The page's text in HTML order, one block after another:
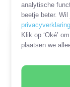
analytische
beetje beter.
privacyverklaring
Klik op ‘Oké’
plaatsen we